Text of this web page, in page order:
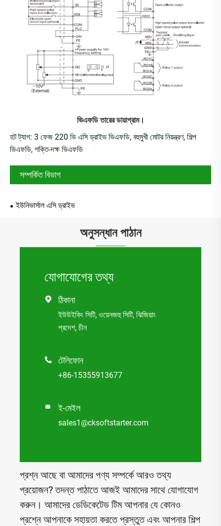
ভিএফডি তারের ডায়াগ্রাম।
হট ট্যাগ: 3 ফেজ 220 ভি এসি ড্রাইভ ভিএফডি, বহুমুখী মোটর নিয়ন্ত্রণ, শিল্প
ভিএফডি, শক্তি-দক্ষ ভিএফডি
সম্পর্কিত বিভাগ
ইউনিভার্সাল এসি ড্রাইভ
অনুসন্ধান পাঠান
যোগাযোগের তথ্য
 ঠিকানা
ইউউইকিং সিটি, ওয়েনজহু সিটি, ঝিজিয়াং
প্রদেশ, চীন
 টেলিফোন
+86-15355913677
 ই-মেইল
sales1@cksoftstarter.com
প্রশ্ন আছে বা আমাদের পণ্য সম্পর্কে আরও তথ্য
প্রয়োজন? তদন্ত পাঠাতে আজই আমাদের সাথে যোগাযোগ
করুন। আমাদের ডেডিকেটেড টিম আপনার যে কোনও
প্রশ্নে আপনাকে সহায়তা করতে প্রস্তুত এবং আপনার শিল্প